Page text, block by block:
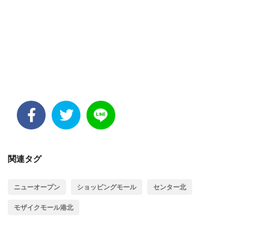
関連タグ
ニューオープン ショッピングモール センター北
モザイクモール港北